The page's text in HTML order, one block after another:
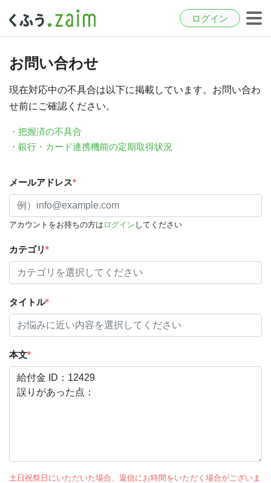
ログイン
お問い合わせ
現在対応中の不具合は以下に掲載しています。お問い合わ
せ前にご確認ください。
・把握済の不具合
・銀行・カード連携機能の定期取得状況
メールアドレス*
アカウントをお持ちの方は ログイン してください
カテゴリ*
タイトル*
本文*
土日祝祭日にいただいた場合、返信にお時間をいただく場合がございま